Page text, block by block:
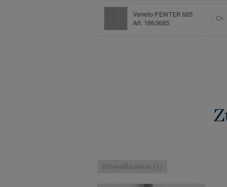
Veneto PEWTER 685
Art. 1863685
Schweißschnur (1)